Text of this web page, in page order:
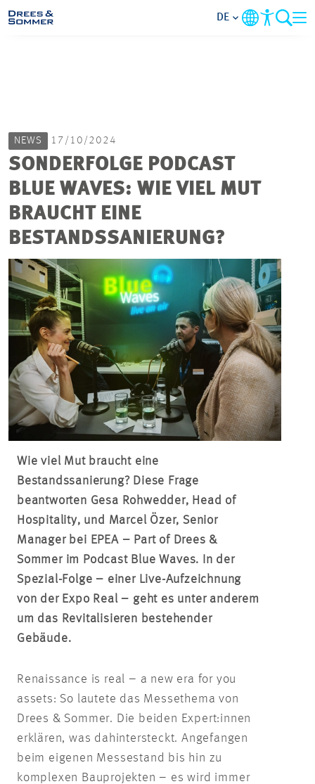
IM FOKUS
KARRIERE
PROJEKTE
KONTAKT
DE
NEWS 17/10/2024
SONDERFOLGE PODCAST
BLUE WAVES: WIE VIEL MUT
BRAUCHT EINE
BESTANDSSANIERUNG?
Wie viel Mut braucht eine
Bestandssanierung? Diese Frage
beantworten Gesa Rohwedder, Head of
Hospitality, und Marcel Özer, Senior
Manager bei EPEA – Part ofDrees &
Sommer im Podcast Blue Waves. In der
Spezial-Folge – einer Live-Aufzeichnung
von der Expo Real – geht es unter anderem
um das Revitalisieren bestehender
Gebäude.
Renaissance is real – a new era for you
assets: So lautete das Messethema von
Drees & Sommer. Die beiden Expert:innen
erklären, was dahintersteckt. Angefangen
beim eigenen Messestand bis hin zu
komplexen Bauprojekten – es wird immer